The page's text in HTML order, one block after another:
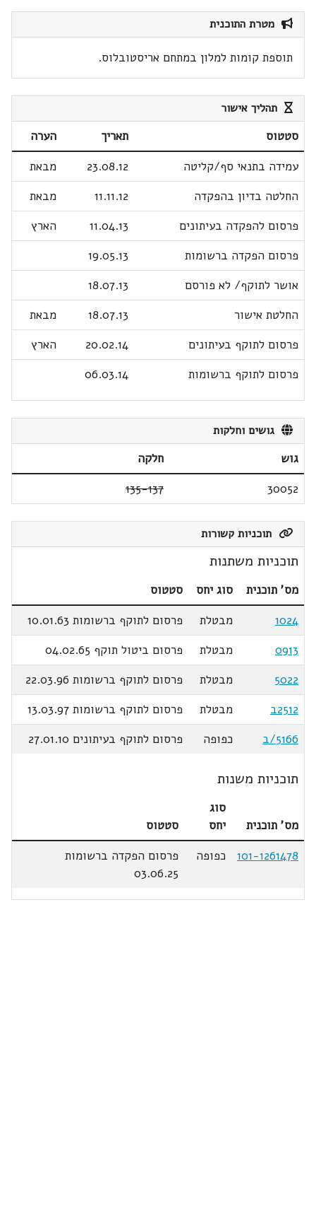
מטרת התוכנית
תוספת קומות למלון במתחם אריסטובלוס.
תהליך אישור
סטטוס תאריך
הערה
עמידה בתנאי סף/קליטה
23.08.12
מבאת
החלטה בדיון בהפקדה
11.11.12
מבאת
פרסום להפקדה בעיתונים
11.04.13
הארץ
פרסום הפקדה ברשומות
19.05.13
אושר לתוקף/ לא פורסם
18.07.13
החלטת אישור
18.07.13
מבאת
פרסום לתוקף בעיתונים
20.02.14
הארץ
פרסום לתוקף ברשומות
06.03.14
גושים וחלקות
גוש
חלקה
30052
135-137
תוכניות קשורות
תוכניות משתנות
מס' תוכנית סוג יחס
סטטוס
1024
מבטלת
פרסום לתוקף ברשומות 10.01.63
0913
מבטלת
פרסום ביטול תוקף 04.02.65
5022
מבטלת
פרסום לתוקף ברשומות 22.03.96
2512ב
מבטלת
פרסום לתוקף ברשומות 13.03.97
5166/ב
כפופה פרסום לתוקף בעיתונים 27.01.10
תוכניות משנות
מס' תוכנית
סוג
יחס
סטטוס
101-1261478
כפופה
פרסום הפקדה ברשומות
03.06.25